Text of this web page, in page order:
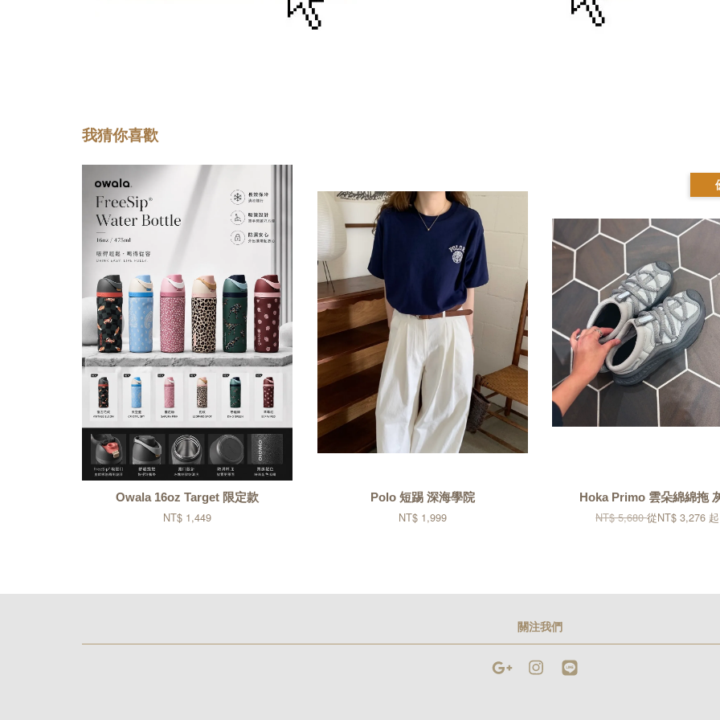
我猜你喜歡
Owala 16oz Target 限定款
NT$ 1,449
Polo 短踢 深海學院
NT$ 1,999
Hoka Primo 雲朵綿綿拖
NT$ 5,680從NT$ 3,276 起
關注我們
Google Instagram